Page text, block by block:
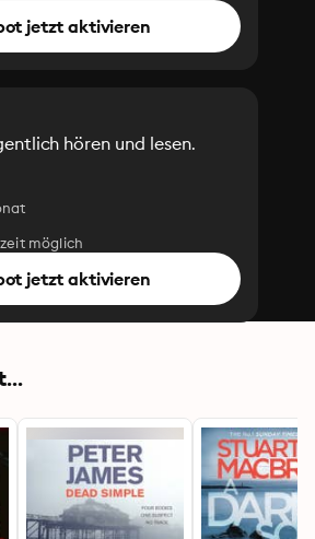
jetzt aktivieren
hören und lesen.
möglich
jetzt aktivieren